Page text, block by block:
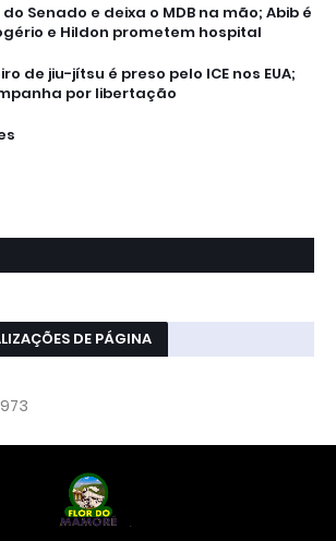
Senado e deixa o MDB na mão; Abib é
e Hildon prometem hospital
de jiu-jítsu é preso pelo ICE nos EUA;
por libertação
DE PÁGINA